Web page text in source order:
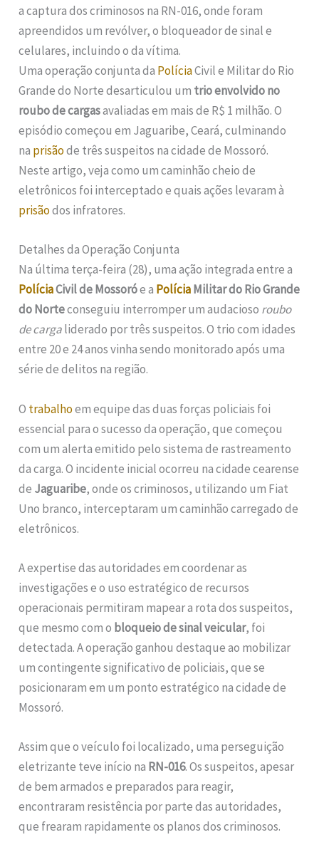
a captura dos criminosos na RN-016, onde foram
apreendidos um revólver, o bloqueador de sinal e
celulares, incluindo o da vítima.
Uma operação conjunta da PolíciaCivil e Militar do Rio
Grande do Norte desarticulou um trio envolvido no
roubo de cargasavaliadas em mais de R$ 1 milhão. O
episódio começou em Jaguaribe, Ceará, culminando
na prisãode três suspeitos na cidade de Mossoró.
Neste artigo, veja como um caminhão cheio de
eletrônicos foi interceptado e quais ações levaram à
prisãodos infratores.
Detalhes da Operação Conjunta
Na última terça-feira (28), uma ação integrada entre a
PolíciaCivil de Mossoróe a PolíciaMilitar do Rio Grande
do Norteconseguiu interromper um audacioso roubo
de cargaliderado por três suspeitos. O trio com idades
entre 20 e 24 anos vinha sendo monitorado após uma
série de delitos na região.
O trabalhoem equipe das duas forças policiais foi
essencial para o sucesso da operação, que começou
com um alerta emitido pelo sistema de rastreamento
da carga. O incidente inicial ocorreu na cidade cearense
de Jaguaribe, onde os criminosos, utilizando um Fiat
Uno branco, interceptaram um caminhão carregado de
eletrônicos.
A expertise das autoridades em coordenar as
investigações e o uso estratégico de recursos
operacionais permitiram mapear a rota dos suspeitos,
que mesmo com o bloqueio de sinal veicular, foi
detectada. A operação ganhou destaque ao mobilizar
um contingente significativo de policiais, que se
posicionaram em um ponto estratégico na cidade de
Mossoró.
Assim que o veículo foi localizado, uma perseguição
eletrizante teve início na RN-016. Os suspeitos, apesar
de bem armados e preparados para reagir,
encontraram resistência por parte das autoridades,
que frearam rapidamente os planos dos criminosos.